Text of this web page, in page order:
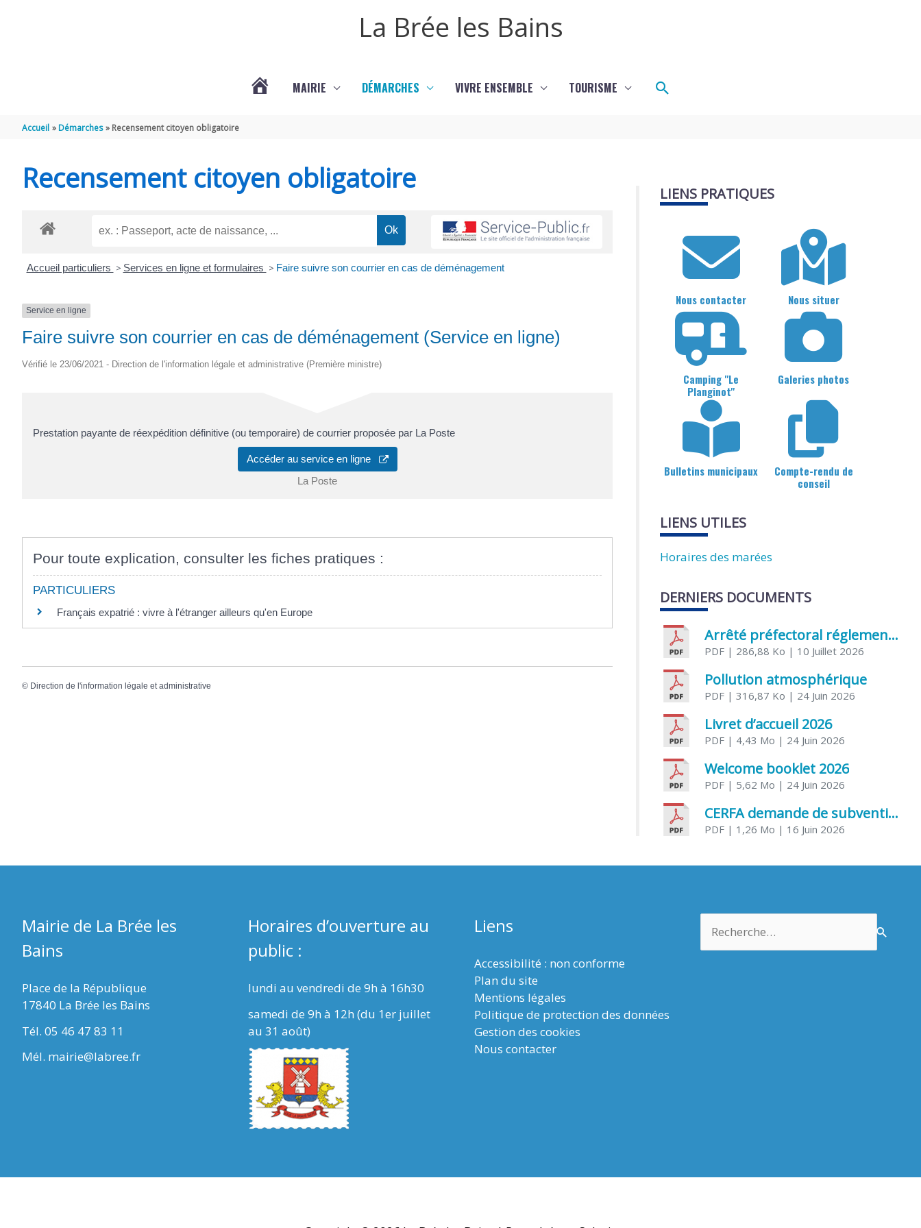
La Brée les Bains
TITRE)
MAIRIE DÉMARCHES VIVRE ENSEMBLE TOURISME Rechercher
Accueil Démarches Recensement citoyen obligatoire
Recensement citoyen obligatoire
Accueil particuliers > Services en ligne et formulaires > Faire suivre son courrier en cas de déménagement
Service en ligne
Faire suivre son courrier en cas de déménagement (Service en ligne)
Vérifié le 23/06/2021 - Direction de l'information légale et administrative (Première ministre)
Prestation payante de réexpédition définitive (ou temporaire) de courrier proposée par La Poste
Accéder au service en ligne
La Poste
Pour toute explication, consulter les fiches pratiques :
PARTICULIERS
Français expatrié : vivre à l'étranger ailleurs qu'en Europe
© Direction de l'information légale et administrative
LIENS PRATIQUES
Nous contacter Nous situer
Camping "Le
Planginot"
Galeries photos
Bulletins municipaux
Compte-rendu de
conseil
LIENS UTILES
Horaires des marées
DERNIERS DOCUMENTS
Arrêté préfectoral réglementant l’usage de l’eau
PDF | 286,88 Ko | 10 Juillet 2026
Pollution atmosphérique
PDF | 316,87 Ko | 24 Juin 2026
Livret d’accueil 2026
PDF | 4,43 Mo | 24 Juin 2026
Welcome booklet 2026
PDF | 5,62 Mo | 24 Juin 2026
CERFA demande de subvention association
PDF | 1,26 Mo | 16 Juin 2026
Mairie de La Brée les
Bains
Place de la République
17840 La Brée les Bains
Tél. 05 46 47 83 11
Mél. mairie@labree.fr
Horaires d’ouverture au
public :
lundi au vendredi de 9h à 16h30
samedi de 9h à 12h (du 1er juillet
au 31 août)
Liens
Accessibilité : non conforme
Plan du site
Mentions légales
Politique de protection des données
Gestion des cookies
Nous contacter